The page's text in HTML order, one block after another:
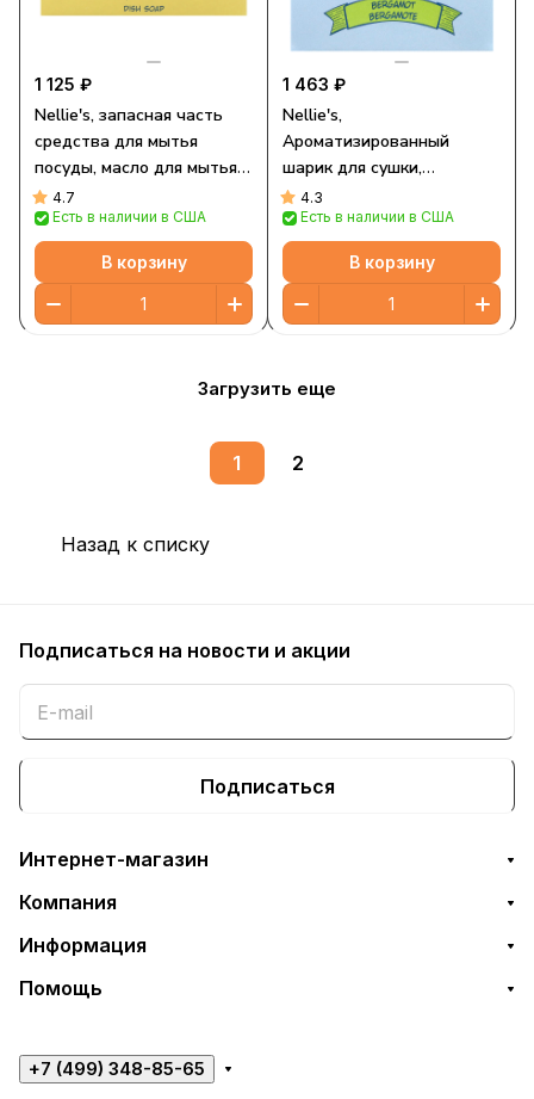
1 125 ₽
Nellie's, запасная часть
средства для мытья
посуды, масло для мытья
посуды, 1 шт.
4.7
Есть в наличии в США
В корзину
1 463 ₽
Nellie's,
Ароматизированный
шарик для сушки,
бергамот, 1 шарик для
сушки
4.3
Есть в наличии в США
В корзину
Загрузить еще
1 2
Назад к списку
Подписаться на новости и акции
Подписаться
Интернет-магазин
Компания
Информация
Помощь
+7 (499) 348-85-65